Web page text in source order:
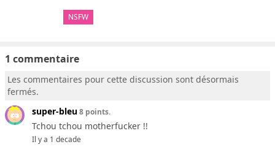
NSFW
1 commentaire
Les commentaires pour cette discussion sont désormais
fermés.
super-bleu8 points.
Tchou tchou motherfucker !!
Il y a 1 decade